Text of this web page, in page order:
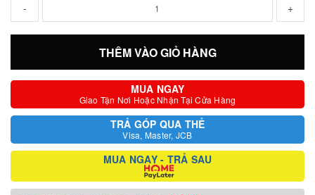
- +
THÊM VÀO GIỎ HÀNG
MUA NGAY
Giao Tận Nơi Hoặc Nhận Tại Cửa Hàng
TRẢ GÓP QUA THẺ
Visa, Master, JCB
MUA NGAY - TRẢ SAU